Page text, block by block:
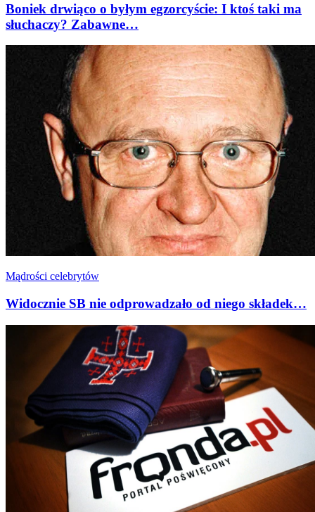
Boniek drwiąco o byłym egzorcyście: I ktoś taki ma
słuchaczy? Zabawne…
Mądrości celebrytów
Widocznie SB nie odprowadzało od niego składek…